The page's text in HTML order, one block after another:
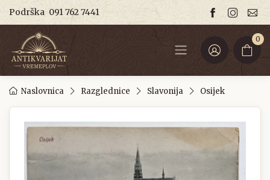
Podrška 091 762 7441
0
Naslovnica Razglednice Slavonija Osijek